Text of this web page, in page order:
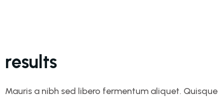
results
Mauris a nibh sed libero fermentum aliquet. Quisque